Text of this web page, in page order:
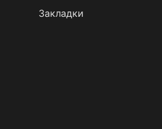
Закладки